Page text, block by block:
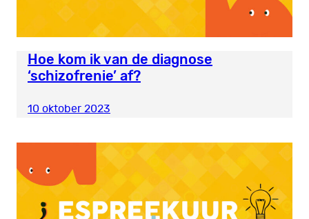
Hoe kom ik van de diagnose
‘schizofrenie’ af?
10 oktober 2023